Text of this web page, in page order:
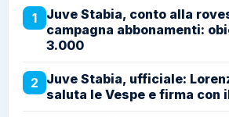
1
Juve Stabia, conto alla
campagna abbonamenti:
3.000
2 Juve Stabia, ufficiale:
saluta le Vespe e firma con